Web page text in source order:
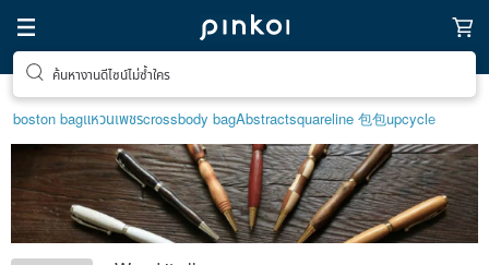
ค้นหางานดีไซน์ไม่ซ้ำใคร
ของขวัญพิเศษสำหรับตัวเอง
boston bagแหวนเพชรcrossbody bagAbstractsquareline 包包upcycle